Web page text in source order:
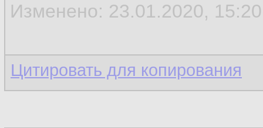
Изменено: 23.01.2020,
Цитировать для копирования